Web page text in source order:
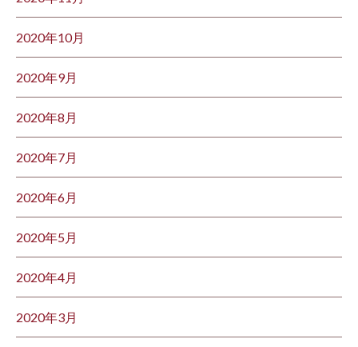
2020年10月
2020年9月
2020年8月
2020年7月
2020年6月
2020年5月
2020年4月
2020年3月